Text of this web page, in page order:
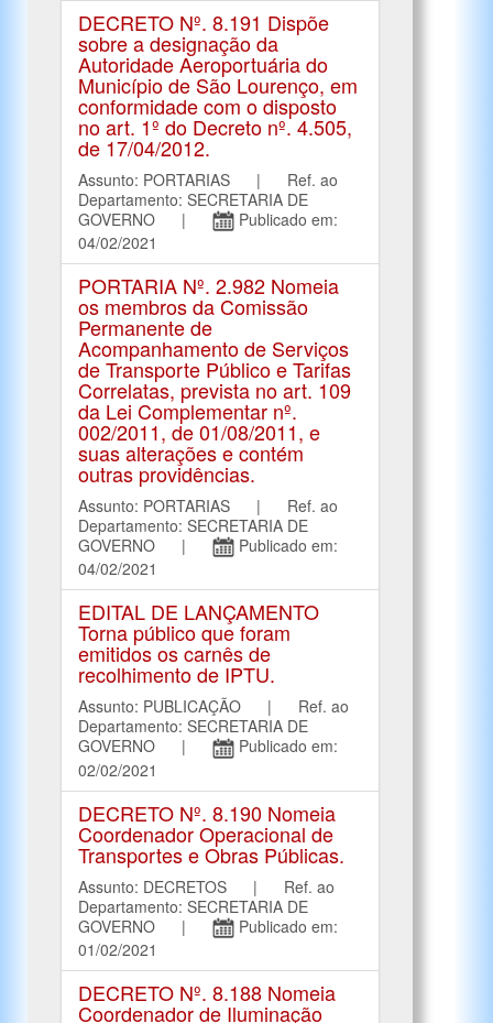
DECRETO Nº. 8.191 Dispõe
sobre a designação da
Autoridade Aeroportuária do
Município de São Lourenço, em
conformidade com o disposto
no art. 1º do Decreto nº. 4.505,
de 17/04/2012.
Assunto: PORTARIAS | Ref. ao
Departamento: SECRETARIA DE
GOVERNO |
Publicado em:
04/02/2021
PORTARIA Nº. 2.982 Nomeia
os membros da Comissão
Permanente de
Acompanhamento de Serviços
de Transporte Público e Tarifas
Correlatas, prevista no art. 109
da Lei Complementar nº.
002/2011, de 01/08/2011, e
suas alterações e contém
outras providências.
Assunto: PORTARIAS | Ref. ao
Departamento: SECRETARIA DE
GOVERNO |
Publicado em:
04/02/2021
EDITAL DE LANÇAMENTO
Torna público que foram
emitidos os carnês de
recolhimento de IPTU.
Assunto: PUBLICAÇÃO | Ref. ao
Departamento: SECRETARIA DE
GOVERNO |
Publicado em:
02/02/2021
DECRETO Nº. 8.190 Nomeia
Coordenador Operacional de
Transportes e Obras Públicas.
Assunto: DECRETOS | Ref. ao
Departamento: SECRETARIA DE
GOVERNO |
Publicado em:
01/02/2021
DECRETO Nº. 8.188 Nomeia
Coordenador de Iluminação